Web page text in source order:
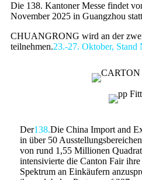
Die 138. Kantoner Messe findet
November 2025 in Guangzhou
CHUANGRONG wird an der
teilnehmen.23.-27. Oktober, Stand
Der138.Die China Import and
in über 50
von rund 1,55 Millionen
intensivierte die Canton Fair
Spektrum an Einkäufern